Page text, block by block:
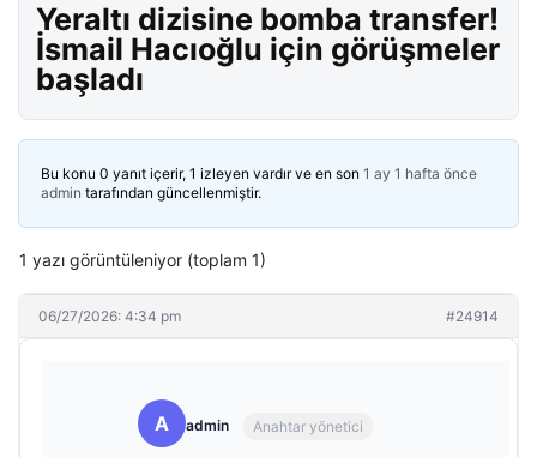
Yeraltı dizisine bomba transfer!
İsmail Hacıoğlu için görüşmeler
başladı
Bu konu 0 yanıt içerir, 1 izleyen vardır ve en son 1 ay 1 hafta önce
admin tarafından güncellenmiştir.
1 yazı görüntüleniyor (toplam 1)
06/27/2026: 4:34 pm #24914
A admin Anahtar yönetici